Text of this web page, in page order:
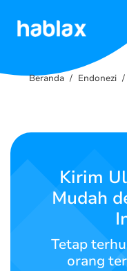
Harga
Hubungi
Kami
Bahasa Indonesia
Beranda Endonezi
Kirim
Mudah
Tetap
orang